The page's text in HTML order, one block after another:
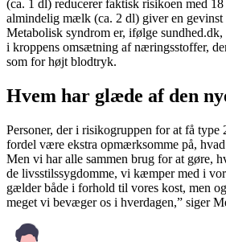
(ca. 1 dl) reducerer faktisk risikoen med
almindelig mælk (ca. 2 dl) giver en gevinst
Metabolisk syndrom er, ifølge
i kroppens omsætning af næringsstoffer,
som for højt blodtryk.
Hvem har glæde af den
Personer, der i risikogruppen for at få type
fordel være ekstra opmærksomme på,
Men vi har alle sammen brug for at gøre,
de livsstilssygdomme, vi kæmper med i
gælder både i forhold til vores kost, men
meget vi bevæger os i hverdagen,” siger